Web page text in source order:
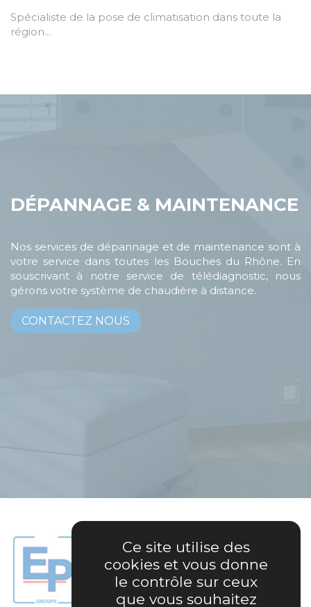
Spécialiste de la pose de climatisation dans toute la
région...
DÉPANNAGE & MAINTENANCE
Nos services de dépannage et de maintenance sont à
votre service dans toutes les Bouches du Rhône. En
souscrivant à notre service de télédiagnostic, nous
gérons votre système de chaudière à distance.
CONTACTEZ NOUS
Ce site utilise des
cookies et vous donne
le contrôle sur ceux
que vous souhaitez